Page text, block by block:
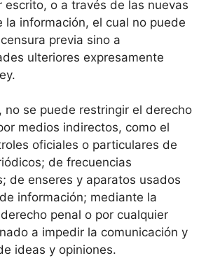
escrito, o a través de las nuevas
la información, el cual no puede
previa sino a
ulteriores expresamente
no se puede restringir el derecho
medios indirectos, como el
oficiales o particulares de
de frecuencias
de enseres y aparatos usados
información; mediante la
penal o por cualquier
a impedir la comunicación y
ideas y opiniones.